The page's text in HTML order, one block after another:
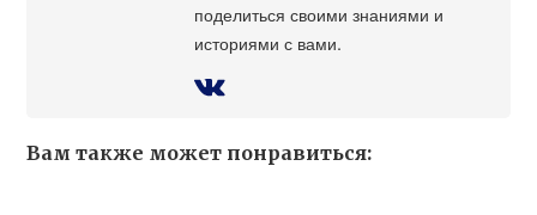
поделиться своими знаниями и
историями с вами.
Вам также может понравиться: